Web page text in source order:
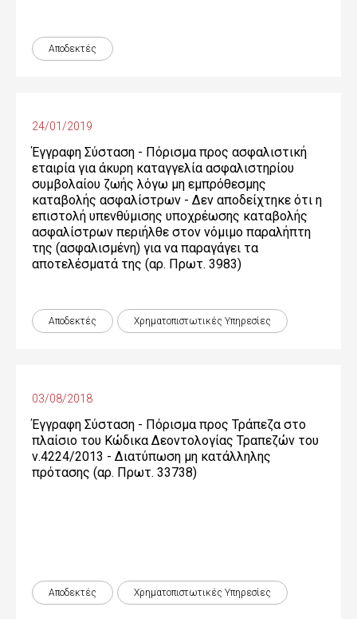
Αποδεκτές
24/01/2019
Έγγραφη Σύσταση - Πόρισμα προς ασφαλιστική
εταιρία για άκυρη καταγγελία ασφαλιστηρίου
συμβολαίου ζωής λόγω μη εμπρόθεσμης
καταβολής ασφαλίστρων - Δεν αποδείχτηκε ότι η
επιστολή υπενθύμισης υποχρέωσης καταβολής
ασφαλίστρων περιήλθε στον νόμιμο παραλήπτη
της (ασφαλισμένη) για να παραγάγει τα
αποτελέσματά της (αρ. Πρωτ. 3983)
Αποδεκτές Χρηματοπιστωτικές Yπηρεσίες
03/08/2018
Έγγραφη Σύσταση - Πόρισμα προς Τράπεζα στο
πλαίσιο του Κώδικα Δεοντολογίας Τραπεζών του
ν.4224/2013 - Διατύπωση μη κατάλληλης
πρότασης (αρ. Πρωτ. 33738)
Αποδεκτές Χρηματοπιστωτικές Yπηρεσίες